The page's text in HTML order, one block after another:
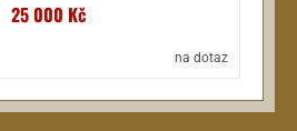
25 000 Kč
na dotaz